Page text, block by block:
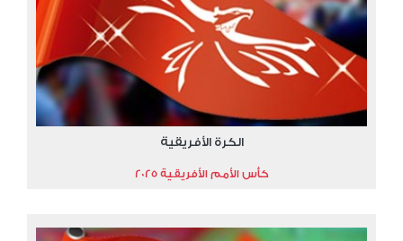
الكرة الأفريقية
كأس الأمم الأفريقية 2025